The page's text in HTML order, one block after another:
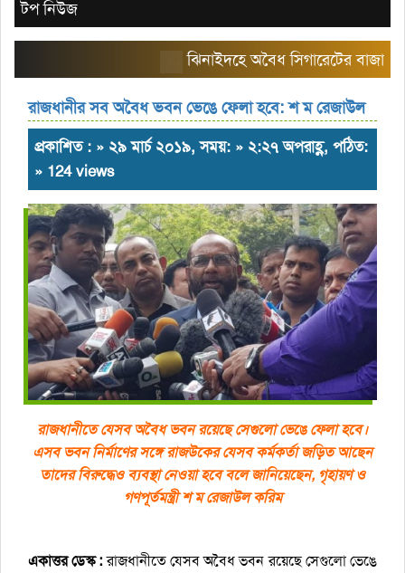
টপ নিউজ
ঝিনাইদহে অবৈধ সিগারেটের বাজার
রাজধানীর সব অবৈধ ভবন ভেঙে ফেলা হবে: শ ম রেজাউল
প্রকাশিত : » ২৯ মার্চ ২০১৯, সময়: » ২:২৭ অপরাহ্ণ, পঠিত:
» 124 views
রাজধানীতে যেসব অবৈধ ভবন রয়ে‌ছে সেগু‌লো ভেঙে ফেলা হবে।
এসব ভবন নির্মা‌ণের সঙ্গে রাজউকের যেসব কর্মকর্তা জড়িত আছেন
তাদের বিরুদ্ধেও ব্যবস্থা নেওয়‌া হবে বলে জানিয়েছেন, গৃহায়ণ ও
গণপূর্তমন্ত্রী শ ম রেজাউল করিম
একাত্তর ডেস্ক :রাজধানীতে যেসব অবৈধ ভবন রয়ে‌ছে সেগু‌লো ভেঙে